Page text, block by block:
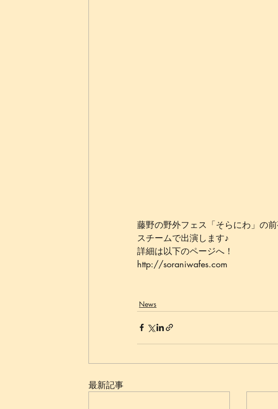
藤野の野外フェス「そらにわ」の
スチームで出演します♪
詳細は以下のページへ！
http://soraniwafes.com
News
最新記事